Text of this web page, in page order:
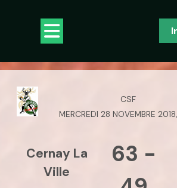
Button
CSF
MERCREDI 28 NOVEMBRE
Cernay La
Ville
63 -